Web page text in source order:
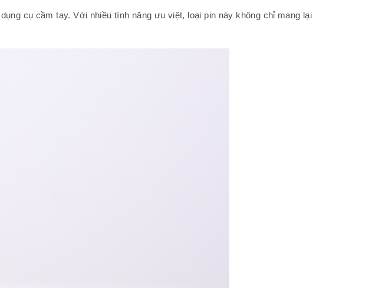
cụ cầm tay. Với nhiều tính năng ưu việt, loại pin này không chỉ mang lại